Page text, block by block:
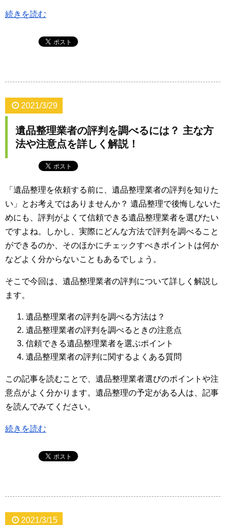
続きを読む
2021/3/29
遺品整理業者の評判を調べるには？ 主な方
法や注意点を詳しく解説！
「遺品整理を依頼する前に、遺品整理業者の評判を知りた
い」とお考えではありませんか？ 遺品整理で後悔しないた
めにも、評判がよくて信頼できる遺品整理業者を選びたい
ですよね。しかし、実際にどんな方法で評判を調べること
ができるのか、そのほかにチェックすべきポイントは何か
などよく分からないこともあるでしょう。
そこで今回は、遺品整理業者の評判について詳しく解説し
ます。
遺品整理業者の評判を調べる方法は？
遺品整理業者の評判を調べるときの注意点
信頼できる遺品整理業者を選ぶポイント
遺品整理業者の評判に関するよくある質問
この記事を読むことで、遺品整理業者選びのポイントや注
意点がよく分かります。遺品整理の予定がある人は、記事
を読んでみてください。
続きを読む
2021/3/15